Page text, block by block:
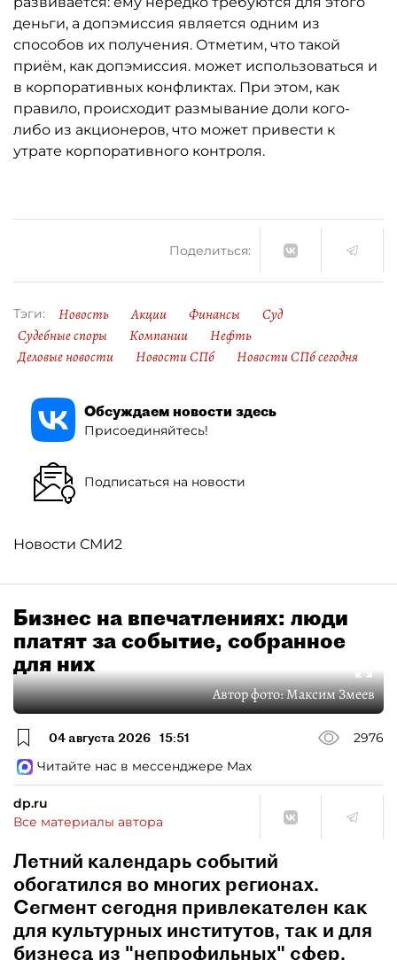
деньги, а допэмиссия является одним из
способов их получения. Отметим, что такой
приём, как допэмиссия. может использоваться и
в корпоративных конфликтах. При этом, как
правило, происходит размывание доли кого-
либо из акционеров, что может привести к
утрате корпоративного контроля.
Поделиться:
Тэги: Новость Акции Финансы
Суд
Судебные споры
Компании
Нефть
Деловые новости
Новости СПб Новости СПб сегодня
Обсуждаем новости здесь
Присоединяйтесь!
Подписаться на новости
Новости СМИ2
Бизнес на впечатлениях: люди
платят за событие, собранное
для них
Автор фото:Максим Змеев
04 августа 2026 15:51
2976
Читайте нас в мессенджере Max
dp.ru
Все материалы автора
Летний календарь событий
обогатился во многих регионах.
Сегмент сегодня привлекателен как
для культурных институтов, так и для
бизнеса из "непрофильных" сфер.